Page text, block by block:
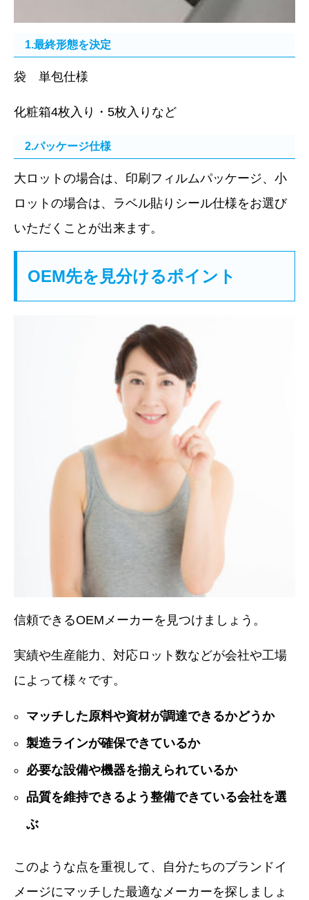
1.最終形態を決定
袋 単包仕様
化粧箱4枚入り・5枚入りなど
2.パッケージ仕様
大ロットの場合は、印刷フィルムパッケージ、小
ロットの場合は、ラベル貼りシール仕様をお選び
いただくことが出来ます。
OEM先を見分けるポイント
信頼できるOEMメーカーを見つけましょう。
実績や生産能力、対応ロット数などが会社や工場
によって様々です。
マッチした原料や資材が調達できるかどうか
製造ラインが確保できているか
必要な設備や機器を揃えられているか
品質を維持できるよう整備できている会社を選
ぶ
このような点を重視して、自分たちのブランドイ
メージにマッチした最適なメーカーを探しましょ